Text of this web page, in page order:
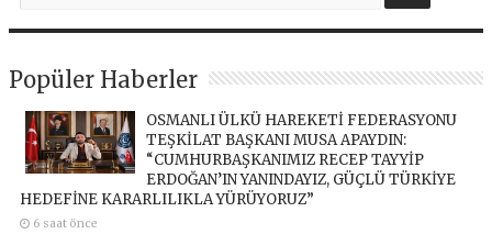
Popüler Haberler
OSMANLI ÜLKÜ HAREKETİ FEDERASYONU
TEŞKİLAT BAŞKANI MUSA APAYDIN:
“CUMHURBAŞKANIMIZ RECEP TAYYİP
ERDOĞAN’IN YANINDAYIZ, GÜÇLÜ TÜRKİYE
HEDEFİNE KARARLILIKLA YÜRÜYORUZ”
6 saat önce